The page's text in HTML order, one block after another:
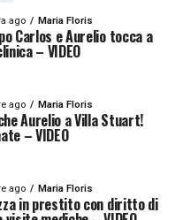
ago Maria Floris
Carlos e Aurelio tocca a
– VIDEO
ago Maria Floris
Aurelio a Villa Stuart!
– VIDEO
ago Maria Floris
in prestito con diritto di